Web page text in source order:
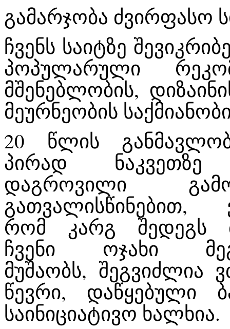
გამარჯობა ძვირფასო
ჩვენს საიტზე
პოპულარული
მშენებლობის,
მეურნეობის
20 წლის
პირად ნაკვეთზე
დაგროვილი
გათვალისწინებით,
რომ კარგ შედეგს
ჩვენი ოჯახი
მუშაობს, შეგვიძლია
წევრი, დაწყებული
საინიციატივო ხალხია.